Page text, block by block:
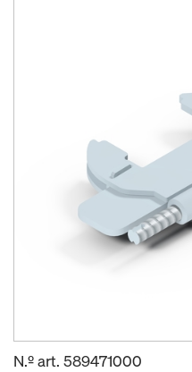
N.º art. 589471000